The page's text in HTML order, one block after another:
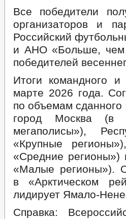
Все победители
организаторов и
Российский
и АНО «Больше, чем
победителей
Итоги командного и
марте 2026 года.
по объемам
город Москва (в
мегаполисы»),
«Крупные
«Средние регионы»)
«Малые регионы»).
в «Арктическом
лидирует Ямало-
Справка: